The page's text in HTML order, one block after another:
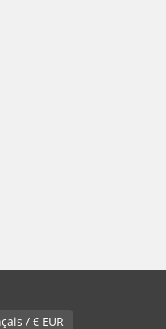
Français / € EUR